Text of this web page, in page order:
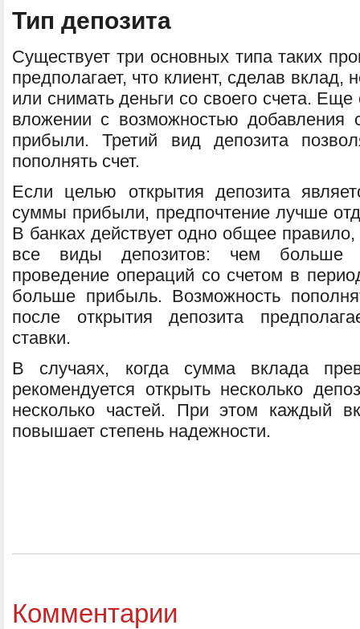
Тип депозита
Существует три основных типа таких
предполагает, что клиент, сделав вклад,
или снимать деньги со своего счета.
вложении с возможностью добавления
прибыли. Третий вид депозита
пополнять счет.
Если целью открытия депозита
суммы прибыли, предпочтение лучше
В банках действует одно общее правило,
все виды депозитов: чем больше
проведение операций со счетом в
больше прибыль. Возможность
после открытия депозита
ставки.
В случаях, когда сумма вклада
рекомендуется открыть несколько
несколько частей. При этом каждый
повышает степень надежности.
Комментарии